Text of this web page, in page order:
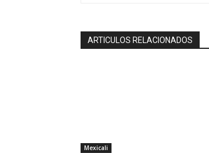
ARTICULOS RELACIONADOS
Mexicali